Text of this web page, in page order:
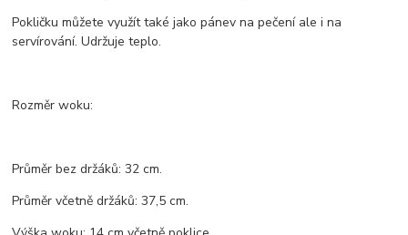
Pokličku můžete využít také jako pánev na pečení ale i na
servírování. Udržuje teplo.
Rozměr woku:
Průměr bez držáků: 32 cm.
Průměr včetně držáků: 37,5 cm.